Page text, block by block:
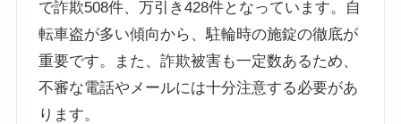
で詐欺508件、万引き428件となっています。自
転車盗が多い傾向から、駐輪時の施錠の徹底が
重要です。また、詐欺被害も一定数あるため、
不審な電話やメールには十分注意する必要があ
ります。